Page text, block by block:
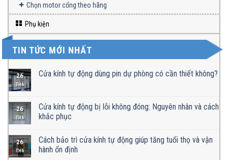
Chọn motor cổng theo hãng
Phụ kiện
TIN TỨC MỚI NHẤT
26
TH6
Cửa kính tự động dùng pin dự phòng có cần thiết không?
26
TH6
Cửa kính tự động bị lỗi không đóng: Nguyên nhân và cách
khắc phục
26
TH6
Cách bảo trì cửa kính tự động giúp tăng tuổi thọ và vận
hành ổn định